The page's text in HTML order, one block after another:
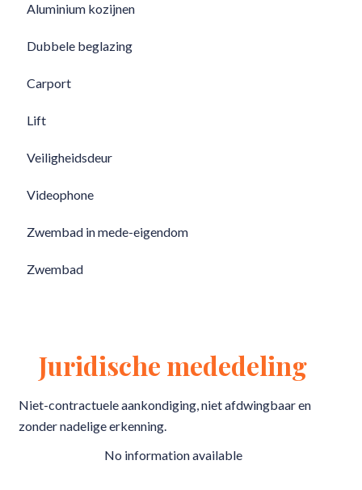
Aluminium kozijnen
Dubbele beglazing
Carport
Lift
Veiligheidsdeur
Videophone
Zwembad in mede-eigendom
Zwembad
Juridische mededeling
Niet-contractuele aankondiging, niet afdwingbaar en
zonder nadelige erkenning.
No information available